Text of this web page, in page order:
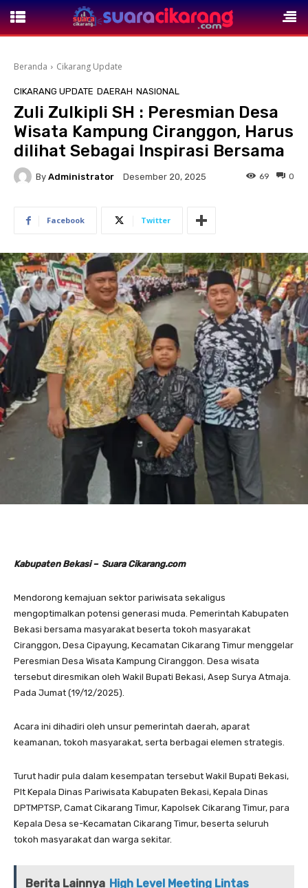
Beranda Cikarang Update
CIKARANG UPDATE DAERAH NASIONAL
Zuli Zulkipli SH : Peresmian Desa
Wisata Kampung Ciranggon, Harus
dilihat Sebagai Inspirasi Bersama
By Administrator Desember 20, 2025 0
69
Facebook Twitter
Kabupaten Bekasi – Suara Cikarang.com
Mendorong kemajuan sektor pariwisata sekaligus
mengoptimalkan potensi generasi muda. Pemerintah Kabupaten
Bekasi bersama masyarakat beserta tokoh masyarakat
Ciranggon, Desa Cipayung, Kecamatan Cikarang Timur menggelar
Peresmian Desa Wisata Kampung Ciranggon. Desa wisata
tersebut diresmikan oleh Wakil Bupati Bekasi, Asep Surya Atmaja.
Pada Jumat (19/12/2025).
Acara ini dihadiri oleh unsur pemerintah daerah, aparat
keamanan, tokoh masyarakat, serta berbagai elemen strategis.
Turut hadir pula dalam kesempatan tersebut Wakil Bupati Bekasi,
Plt Kepala Dinas Pariwisata Kabupaten Bekasi, Kepala Dinas
DPTMPTSP, Camat Cikarang Timur, Kapolsek Cikarang Timur, para
Kepala Desa se-Kecamatan Cikarang Timur, beserta seluruh
tokoh masyarakat dan warga sekitar.
Berita Lainnya High Level Meeting Lintas